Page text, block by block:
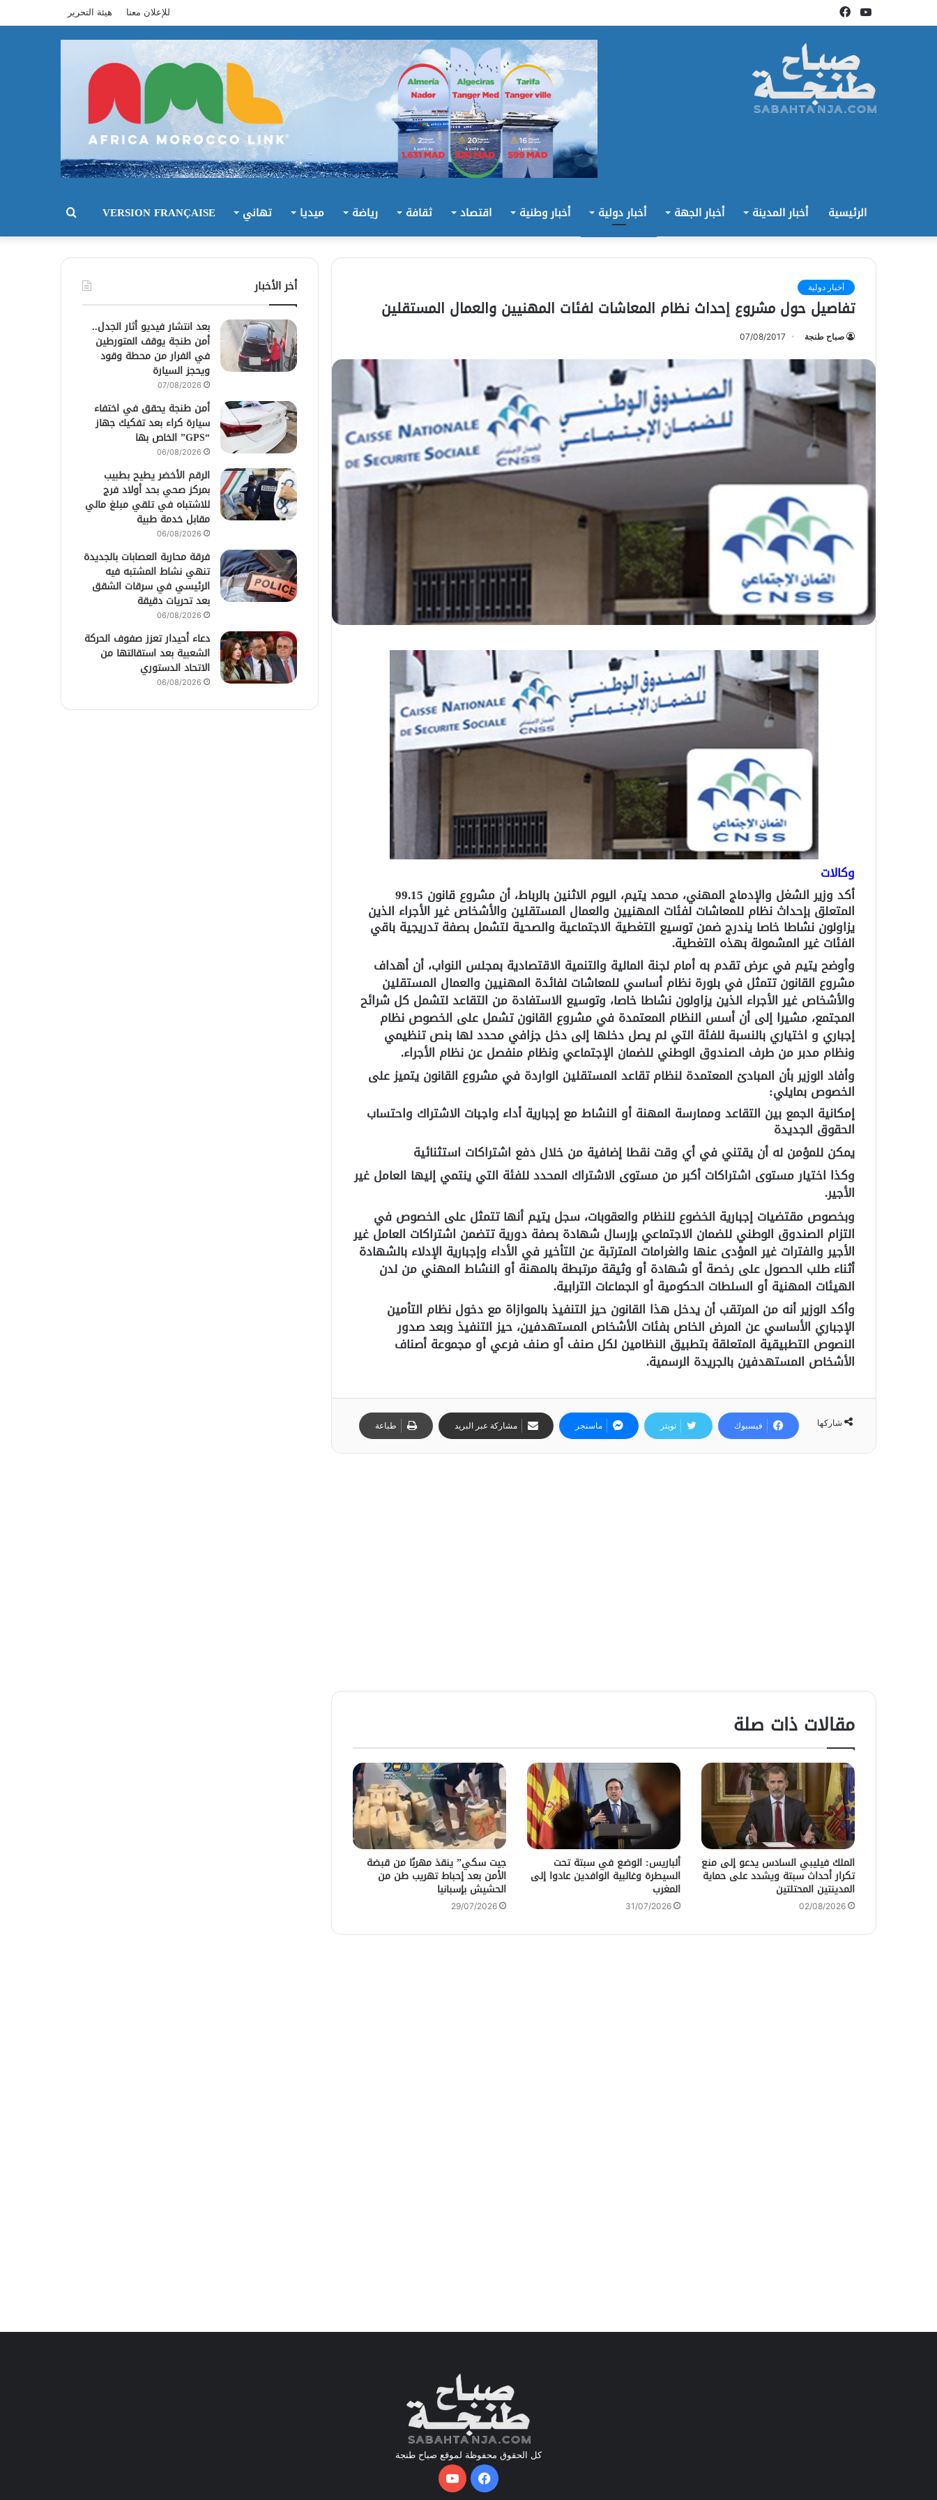
فيسبوكيوتيوب للإعلان معنا هيئة التحرير
الرئيسية أخبار المدينة أخبار الجهة أخبار دولية أخبار وطنية اقتصاد ثقافة رياضة ميديا تهاني VERSION FRANÇAISE بحث
أخبار دولية
تفاصيل حول مشروع إحداث نظام المعاشات لفئات المهنيين والعمال المستقلين
صباح طنجة 07/08/2017
وكالات
أكد وزير الشغل والإدماج المهني، محمد يتيم، اليوم الاثنين بالرباط، أن مشروع قانون 99.15
المتعلق بإحداث نظام للمعاشات لفئات المهنيين والعمال المستقلين والأشخاص غير الأجراء الذين
يزاولون نشاطا خاصا يندرج ضمن توسيع التغطية الاجتماعية والصحية لتشمل بصفة تدريجية باقي
الفئات غير المشمولة بهذه التغطية.
وأوضح يتيم في عرض تقدم به أمام لجنة المالية والتنمية الاقتصادية بمجلس النواب، أن أهداف
مشروع القانون تتمثل في بلورة نظام أساسي للمعاشات لفائدة المهنيين والعمال المستقلين
والأشخاص غير الأجراء الذين يزاولون نشاطا خاصا، وتوسيع الاستفادة من التقاعد لتشمل كل شرائح
المجتمع، مشيرا إلى أن أسس النظام المعتمدة في مشروع القانون تشمل على الخصوص نظام
إجباري و اختياري بالنسبة للفئة التي لم يصل دخلها إلى دخل جزافي محدد لها بنص تنظيمي
ونظام مدبر من طرف الصندوق الوطني للضمان الإجتماعي ونظام منفصل عن نظام الأجراء.
وأفاد الوزير بأن المبادئ المعتمدة لنظام تقاعد المستقلين الواردة في مشروع القانون يتميز على
الخصوص بمايلي:
إمكانية الجمع بين التقاعد وممارسة المهنة أو النشاط مع إجبارية أداء واجبات الاشتراك واحتساب
الحقوق الجديدة
يمكن للمؤمن له أن يقتني في أي وقت نقطا إضافية من خلال دفع اشتراكات استثنائية
وكذا اختيار مستوى اشتراكات أكبر من مستوى الاشتراك المحدد للفئة التي ينتمي إليها العامل غير
الأجير.
وبخصوص مقتضيات إجبارية الخضوع للنظام والعقوبات، سجل يتيم أنها تتمثل على الخصوص في
التزام الصندوق الوطني للضمان الاجتماعي بإرسال شهادة بصفة دورية تتضمن اشتراكات العامل غير
الأجير والفترات غير المؤدى عنها والغرامات المترتبة عن التأخير في الأداء وإجبارية الإدلاء بالشهادة
أثناء طلب الحصول على رخصة أو شهادة أو وثيقة مرتبطة بالمهنة أو النشاط المهني من لدن
الهيئات المهنية أو السلطات الحكومية أو الجماعات الترابية.
وأكد الوزير أنه من المرتقب أن يدخل هذا القانون حيز التنفيذ بالموازاة مع دخول نظام التأمين
الإجباري الأساسي عن المرض الخاص بفئات الأشخاص المستهدفين، حيز التنفيذ وبعد صدور
النصوص التطبيقية المتعلقة بتطبيق النظامين لكل صنف أو صنف فرعي أو مجموعة أصناف
الأشخاص المستهدفين بالجريدة الرسمية.
شاركها فيسبوك تويتر ماسنجر مشاركة عبر البريد طباعة
مقالات ذات صلة
الملك فيليبي السادس يدعو إلى منع
تكرار أحداث سبتة ويشدد على حماية
المدينتين المحتلتين
02/08/2026
ألباريس: الوضع في سبتة تحت
السيطرة وغالبية الوافدين عادوا إلى
المغرب
31/07/2026
جيت سكي” ينقذ مهربًا من قبضة
الأمن بعد إحباط تهريب طن من
الحشيش بإسبانيا
29/07/2026
أخر الأخبار
بعد انتشار فيديو أثار الجدل..
أمن طنجة يوقف المتورطين
في الفرار من محطة وقود
ويحجز السيارة
07/08/2026
أمن طنجة يحقق في اختفاء
سيارة كراء بعد تفكيك جهاز
“GPS” الخاص بها
06/08/2026
الرقم الأخضر يطيح بطبيب
بمركز صحي بحد أولاد فرج
للاشتباه في تلقي مبلغ مالي
مقابل خدمة طبية
06/08/2026
فرقة محاربة العصابات بالجديدة
تنهي نشاط المشتبه فيه
الرئيسي في سرقات الشقق
بعد تحريات دقيقة
06/08/2026
دعاء أحيدار تعزز صفوف الحركة
الشعبية بعد استقالتها من
الاتحاد الدستوري
06/08/2026
كل الحقوق محفوظة لموقع صباح طنجة
فيسبوكيوتيوب